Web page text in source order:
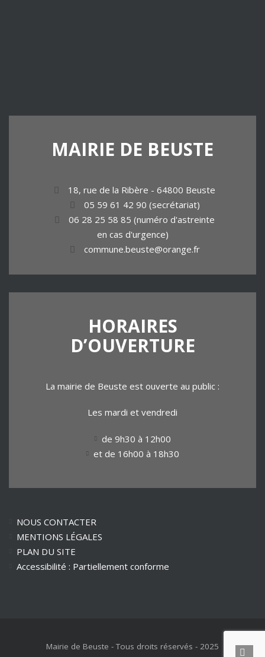
MAIRIE DE BEUSTE
18, rue de la Ribère - 64800 Beuste
05 59 61 42 90 (secrétariat)
06 28 25 58 85 (numéro d'astreinte
en cas d'urgence)
commune.beuste@orange.fr
HORAIRES
D’OUVERTURE
La mairie de Beuste est ouverte au public :
Les mardi et vendredi
de 9h30 à 12h00
et de 16h00 à 18h30
NOUS CONTACTER
MENTIONS LÉGALES
PLAN DU SITE
Accessibilité : Partiellement conforme
Mairie de Beuste - Tous droits réservés - 2025